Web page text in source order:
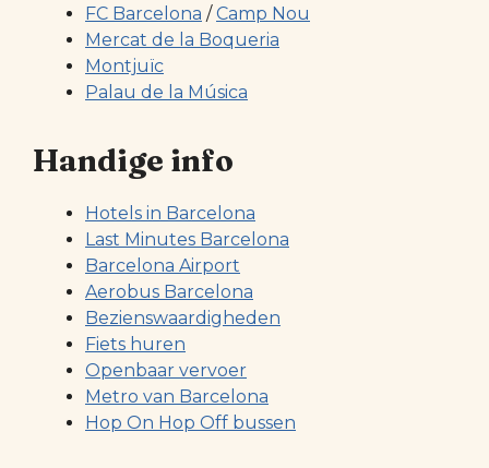
FC Barcelona / Camp Nou
Mercat de la Boqueria
Montjuïc
Palau de la Música
Handige info
Hotels in Barcelona
Last Minutes Barcelona
Barcelona Airport
Aerobus Barcelona
Bezienswaardigheden
Fiets huren
Openbaar vervoer
Metro van Barcelona
Hop On Hop Off bussen